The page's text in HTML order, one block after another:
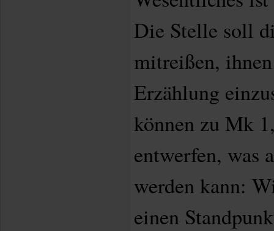
Die Stelle soll
mitreißen,
Erzählung
können zu Mk
entwerfen, was
werden kann:
einen